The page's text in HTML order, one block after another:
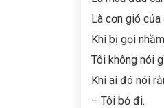
Là cơn gió của
Khi bị gọi
Tôi không nói
Khi ai đó nói
– Tôi bỏ đi.